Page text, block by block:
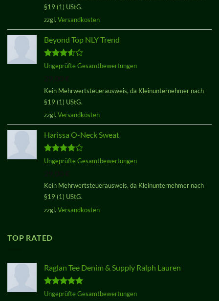
§19 (1) UStG.
zzgl. Versandkosten
Beyond Top NLY Trend
Bewertet
Ungeprüfte Gesamtbewertungen
Kein Mehrwertsteuerausweis, da Kleinunternehmer nach
§19 (1) UStG.
zzgl. Versandkosten
Harissa O-Neck Sweat
Bewertet
Ungeprüfte Gesamtbewertungen
Kein Mehrwertsteuerausweis, da Kleinunternehmer nach
§19 (1) UStG.
zzgl. Versandkosten
TOP RATED
Raglan Tee Denim & Supply Ralph Lauren
Bewertet
Ungeprüfte Gesamtbewertungen